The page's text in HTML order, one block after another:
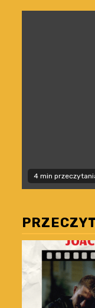
4 min